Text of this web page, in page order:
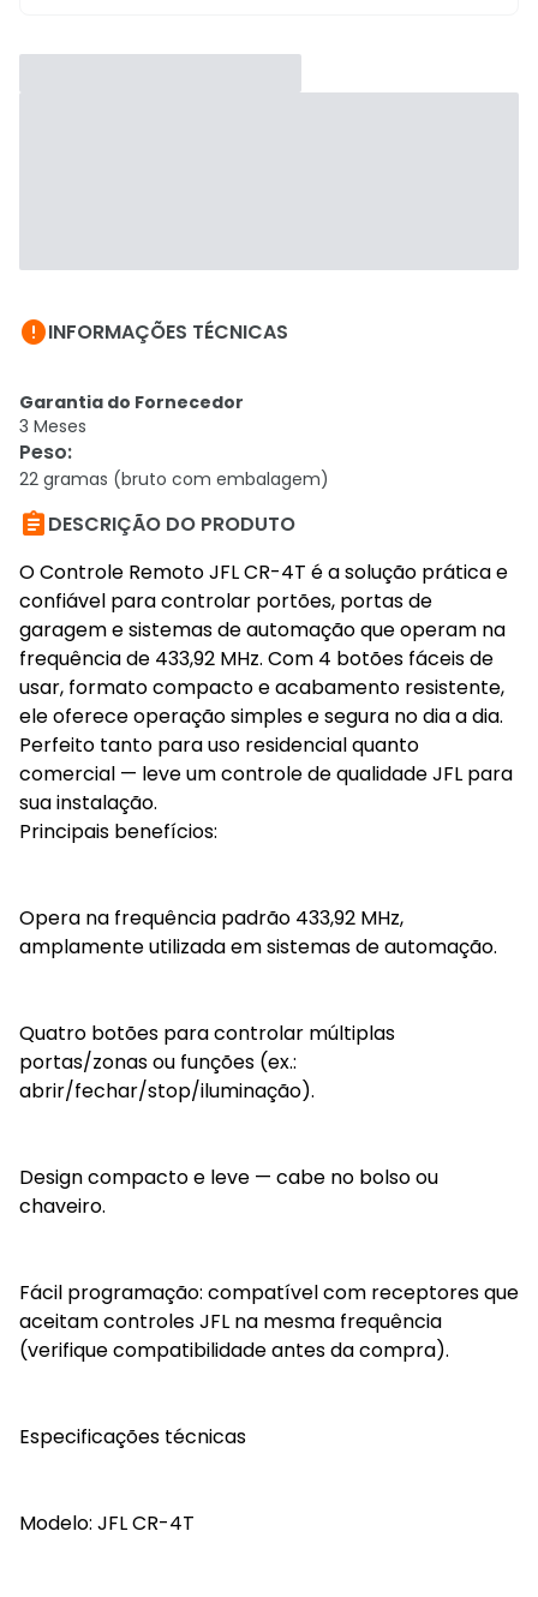
INFORMAÇÕES TÉCNICAS
Garantia do Fornecedor
3 Meses
Peso:
22 gramas (bruto com embalagem)
DESCRIÇÃO DO PRODUTO
O Controle Remoto JFL CR-4T é a solução prática e
confiável para controlar portões, portas de
garagem e sistemas de automação que operam na
frequência de 433,92 MHz. Com 4 botões fáceis de
usar, formato compacto e acabamento resistente,
ele oferece operação simples e segura no dia a dia.
Perfeito tanto para uso residencial quanto
comercial — leve um controle de qualidade JFL para
sua instalação.
Principais benefícios:
Opera na frequência padrão 433,92 MHz,
amplamente utilizada em sistemas de automação.
Quatro botões para controlar múltiplas
portas/zonas ou funções (ex.:
abrir/fechar/stop/iluminação).
Design compacto e leve — cabe no bolso ou
chaveiro.
Fácil programação: compatível com receptores que
aceitam controles JFL na mesma frequência
(verifique compatibilidade antes da compra).
Especificações técnicas
Modelo: JFL CR-4T